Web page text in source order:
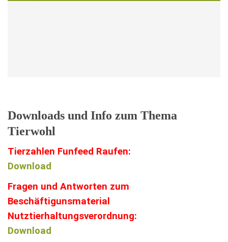
Downloads und Info zum Thema
Tierwohl
Tierzahlen Funfeed Raufen:
Download
Fragen und Antworten zum
Beschäftigunsmaterial
Nutztierhaltungsverordnung:
Download